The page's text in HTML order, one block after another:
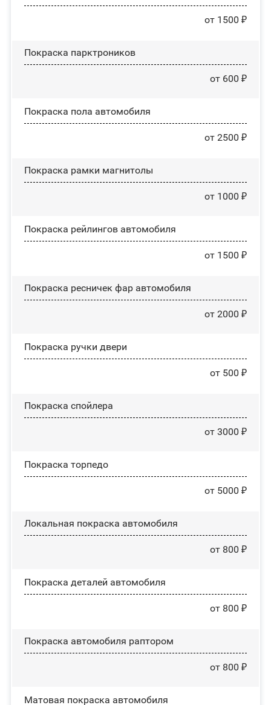
от 1500 ₽
Покраска парктроников
от 600 ₽
Покраска пола автомобиля
от 2500 ₽
Покраска рамки магнитолы
от 1000 ₽
Покраска рейлингов автомобиля
от 1500 ₽
Покраска ресничек фар автомобиля
от 2000 ₽
Покраска ручки двери
от 500 ₽
Покраска спойлера
от 3000 ₽
Покраска торпедо
от 5000 ₽
Локальная покраска автомобиля
от 800 ₽
Покраска деталей автомобиля
от 800 ₽
Покраска автомобиля раптором
от 800 ₽
Матовая покраска автомобиля